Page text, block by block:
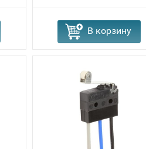
В корзину